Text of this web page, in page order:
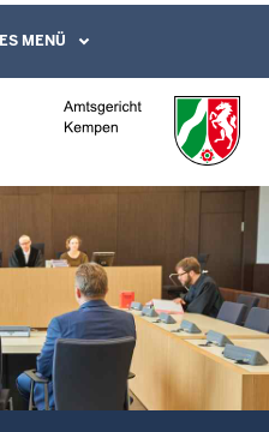
Rechtssachen
MENÜ